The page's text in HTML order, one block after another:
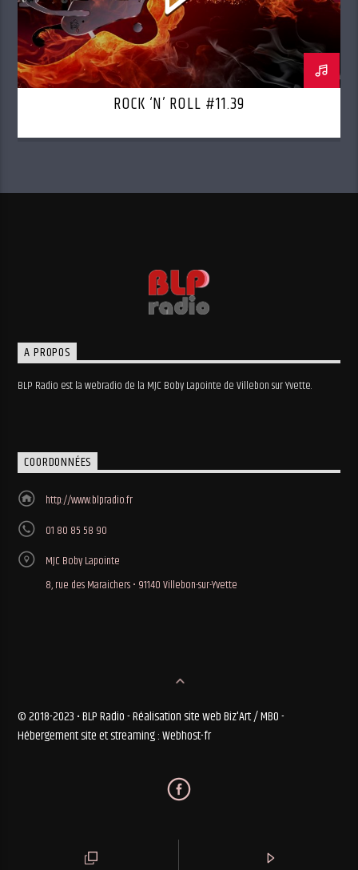
ROCK ‘N’ ROLL #11.39
A PROPOS
BLP Radio est la webradio de la MJC Boby Lapointe de Villebon sur Yvette.
COORDONNÉES
http://www.blpradio.fr
01 80 85 58 90
MJC Boby Lapointe
8, rue des Maraichers • 91140 Villebon-sur-Yvette
© 2018-2023 • BLP Radio - Réalisation site web Biz'Art / MBO -
Hébergement site et streaming : Webhost-fr